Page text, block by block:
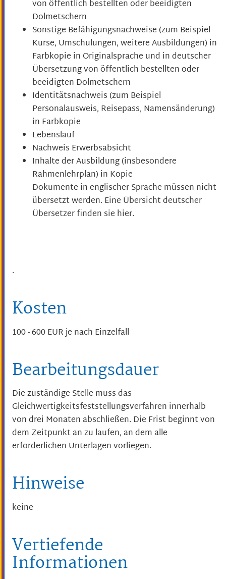
von öffentlich bestellten oder beeidigten
Dolmetschern
Sonstige Befähigungsnachweise (zum Beispiel
Kurse, Umschulungen, weitere Ausbildungen) in
Farbkopie in Originalsprache und in deutscher
Übersetzung von öffentlich bestellten oder
beeidigten Dolmetschern
Identitätsnachweis (zum Beispiel
Personalausweis, Reisepass, Namensänderung)
in Farbkopie
Lebenslauf
Nachweis Erwerbsabsicht
Inhalte der Ausbildung (insbesondere
Rahmenlehrplan) in Kopie
Dokumente in englischer Sprache müssen nicht
übersetzt werden. Eine Übersicht deutscher
Übersetzer finden sie hier.
.
Kosten
100 - 600 EUR je nach Einzelfall
Bearbeitungsdauer
Die zuständige Stelle muss das
Gleichwertigkeitsfeststellungsverfahren innerhalb
von drei Monaten abschließen. Die Frist beginnt von
dem Zeitpunkt an zu laufen, an dem alle
erforderlichen Unterlagen vorliegen.
Hinweise
keine
Vertiefende
Informationen